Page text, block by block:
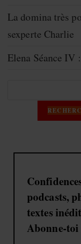
La domina très
sexperte Charlie
Elena Séance IV
podcasts,
textes
Abonne-